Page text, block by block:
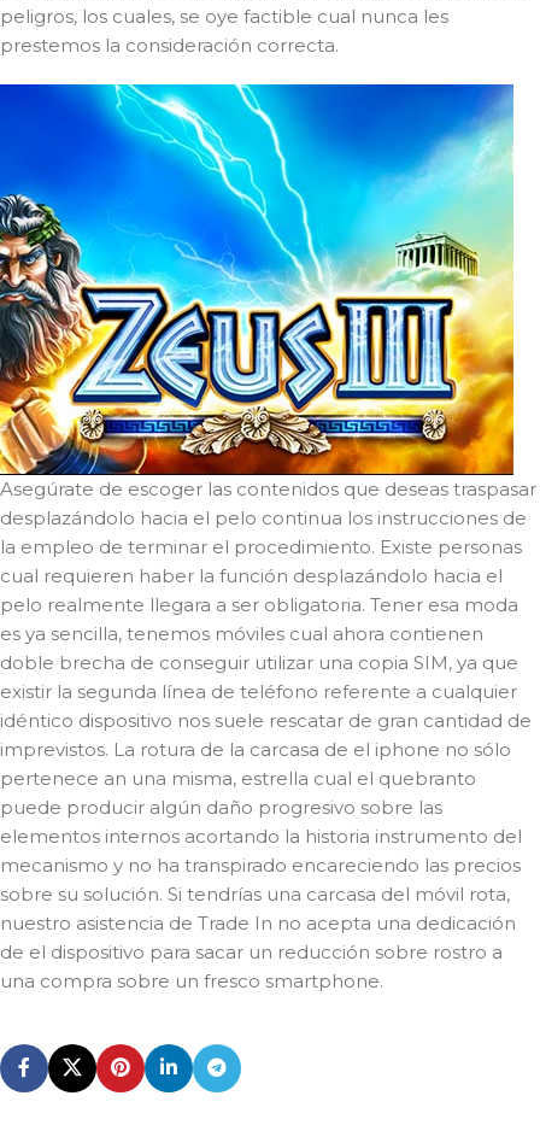
peligros, los cuales, se oye factible cual nunca les
prestemos la consideración correcta.
Asegúrate de escoger las contenidos que deseas traspasar
desplazándolo hacia el pelo continua los instrucciones de
la empleo de terminar el procedimiento. Existe personas
cual requieren haber la función desplazándolo hacia el
pelo realmente llegara a ser obligatoria. Tener esa moda
es ya sencilla, tenemos móviles cual ahora contienen
doble brecha de conseguir utilizar una copia SIM, ya que
existir la segunda línea de teléfono referente a cualquier
idéntico dispositivo nos suele rescatar de gran cantidad de
imprevistos. La rotura de la carcasa de el iphone no sólo
pertenece an una misma, estrella cual el quebranto
puede producir algún daño progresivo sobre las
elementos internos acortando la historia instrumento del
mecanismo y no ha transpirado encareciendo las precios
sobre su solución. Si tendrí­as una carcasa del móvil rota,
nuestro asistencia de Trade In no acepta una dedicación
de el dispositivo para sacar un reducción sobre rostro a
una compra sobre un fresco smartphone.